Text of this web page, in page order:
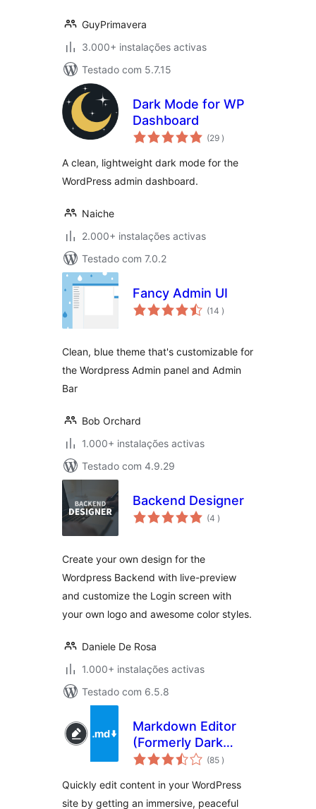
GuyPrimavera
3.000+ instalações activas
Testado com 5.7.15
Dark Mode for WP
Dashboard
(29 classificações
)
A clean, lightweight dark mode for the
WordPress admin dashboard.
Naiche
2.000+ instalações activas
Testado com 7.0.2
Fancy Admin UI
(14 classificações
)
Clean, blue theme that's customizable for
the Wordpress Admin panel and Admin
Bar
Bob Orchard
1.000+ instalações activas
Testado com 4.9.29
Backend Designer
(4 classificações
)
Create your own design for the
Wordpress Backend with live-preview
and customize the Login screen with
your own logo and awesome color styles.
Daniele De Rosa
1.000+ instalações activas
Testado com 6.5.8
Markdown Editor
(Formerly Dark
Mode)
(85 classificações
)
Quickly edit content in your WordPress
site by getting an immersive, peaceful